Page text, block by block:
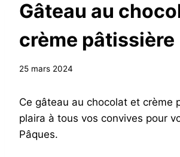
Gâteau au
crème pâtissière
25 mars 2024
Ce gâteau au chocolat et crème
plaira à tous vos convives pour
Pâques.